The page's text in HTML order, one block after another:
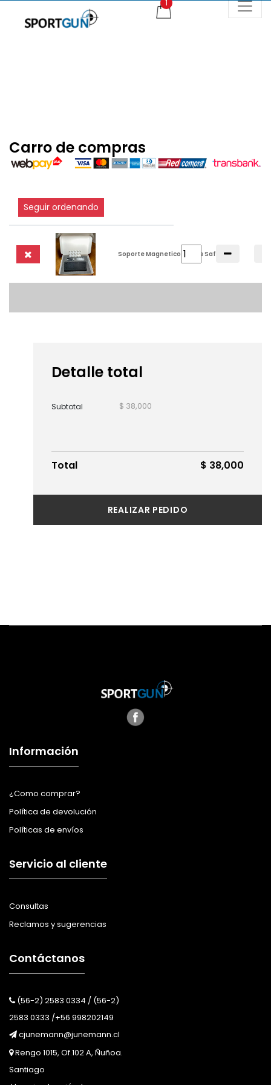
Carro de compras
Seguir ordenando
Soporte Magnetico Armas Safe Guns
Detalle total
Subtotal $ 38,000
Total $ 38,000
REALIZAR PEDIDO
Información
¿Como comprar?
Política de devolución
Políticas de envíos
Servicio al cliente
Consultas
Reclamos y sugerencias
Contáctanos
(56-2) 2583 0334 / (56-2)
2583 0333 /+56 998202149
cjunemann@junemann.cl
Rengo 1015, Of.102 A, Ñuñoa.
Santiago